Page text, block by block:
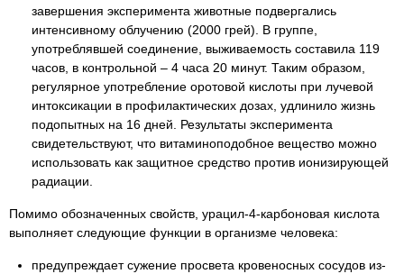
завершения эксперимента животные подвергались
интенсивному облучению (2000 грей). В группе,
употреблявшей соединение, выживаемость составила 119
часов, в контрольной – 4 часа 20 минут. Таким образом,
регулярное употребление оротовой кислоты при лучевой
интоксикации в профилактических дозах, удлинило жизнь
подопытных на 16 дней. Результаты эксперимента
свидетельствуют, что витаминоподобное вещество можно
использовать как защитное средство против ионизирующей
радиации.
Помимо обозначенных свойств, урацил-4-карбоновая кислота
выполняет следующие функции в организме человека:
предупреждает сужение просвета кровеносных сосудов из-